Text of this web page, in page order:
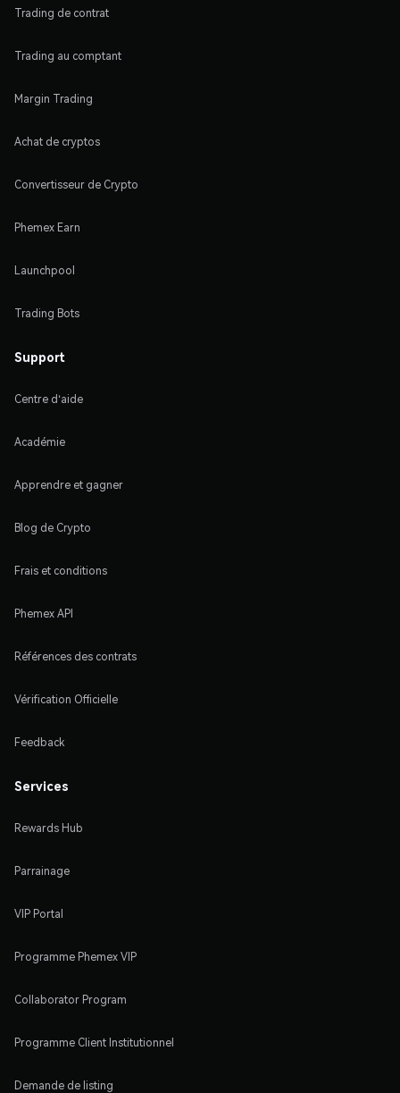
Trading de contrat
Trading au comptant
Margin Trading
Achat de cryptos
Convertisseur de Crypto
Phemex Earn
Launchpool
Trading Bots
Support
Centre d'aide
Académie
Apprendre et gagner
Blog de Crypto
Frais et conditions
Phemex API
Références des contrats
Vérification Officielle
Feedback
Services
Rewards Hub
Parrainage
VIP Portal
Programme Phemex VIP
Collaborator Program
Programme Client Institutionnel
Demande de listing